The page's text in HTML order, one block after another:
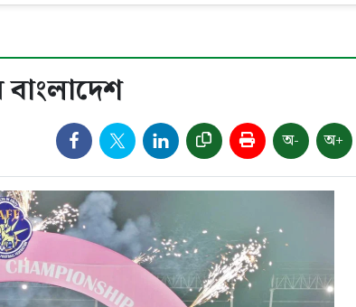
বাংলাদেশ
অ- অ+